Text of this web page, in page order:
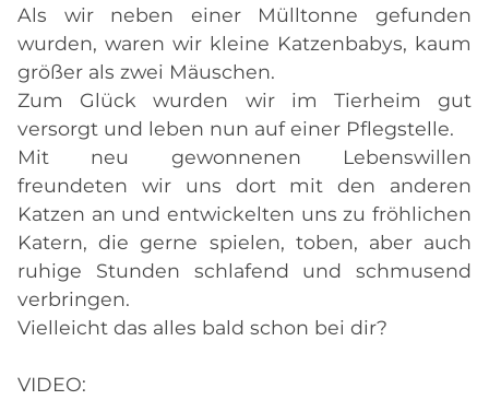
Als wir neben einer Mülltonne gefunden
wurden, waren wir kleine Katzenbabys, kaum
größer als zwei Mäuschen.
Zum Glück wurden wir im Tierheim gut
versorgt und leben nun auf einer Pflegstelle.
Mit neu gewonnenen Lebenswillen
freundeten wir uns dort mit den anderen
Katzen an und entwickelten uns zu fröhlichen
Katern, die gerne spielen, toben, aber auch
ruhige Stunden schlafend und schmusend
verbringen.
Vielleicht das alles bald schon bei dir?
VIDEO: